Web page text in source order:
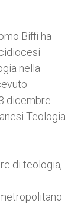
Biffi ha
nella
dicembre
Teologia
di teologia,